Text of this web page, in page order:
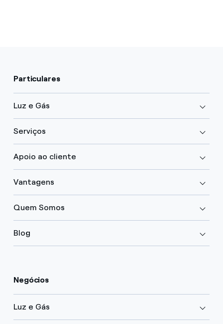
Particulares
Luz e Gás
Serviços
Apoio ao cliente
Vantagens
Quem Somos
Blog
Negócios
Luz e Gás